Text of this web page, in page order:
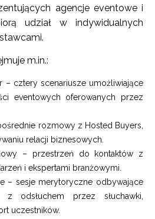
agencje eventowe i
udział w indywidualnych
m.in.:
– cztery scenariusze umożliwiające
eventowych oferowanych przez
rozmowy z Hosted Buyers,
relacji biznesowych.
– przestrzeń do kontaktów z
i ekspertami branżowymi.
– sesje merytoryczne odbywające
odsłuchem przez słuchawki,
uczestników.